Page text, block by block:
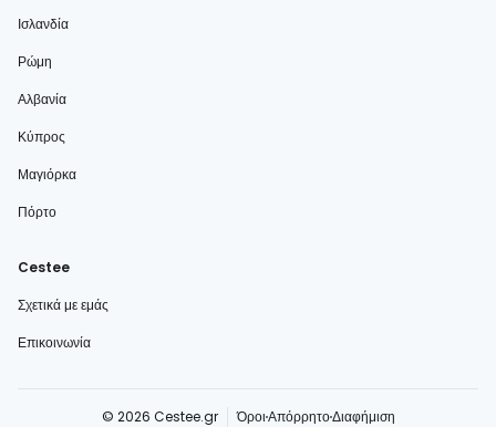
Ισλανδία
Ρώμη
Αλβανία
Κύπρος
Μαγιόρκα
Πόρτο
Cestee
Σχετικά με εμάς
Επικοινωνία
© 2026 Cestee.gr ΌροιΑπόρρητοΔιαφήμιση